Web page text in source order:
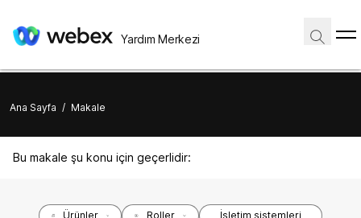
Yardım Merkezi
Ana Sayfa / Makale
Bu makale şu konu için geçerlidir:
Ürünler Roller İşletim sistemleri